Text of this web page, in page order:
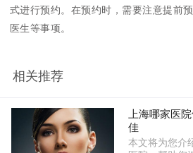
式进行预约。在预约时，需要注意提前
医生等事项。
相关推荐
上海哪家医
佳
本文将为您介